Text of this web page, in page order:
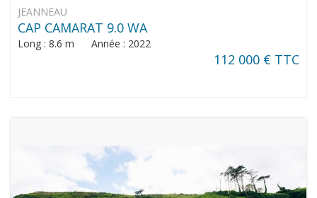
JEANNEAU
CAP CAMARAT 9.0 WA
Long : 8.6 m Année : 2022
112 000 € TTC